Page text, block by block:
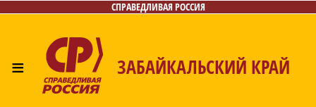
СПРАВЕДЛИВАЯ РОССИЯ
≡ ЗАБАЙКАЛЬСКИЙ КРАЙ